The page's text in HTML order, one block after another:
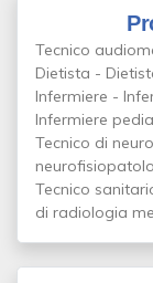
Tecnico
Dietista -
Infermiere -
Infermiere
Tecnico di
Tecnico
di radiologia